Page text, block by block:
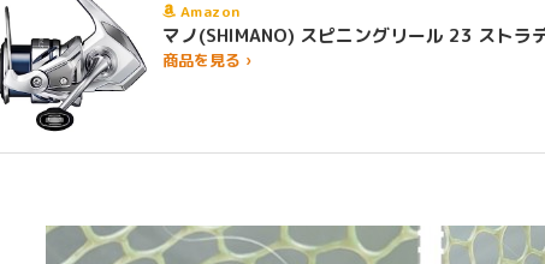
Amazon
マノ(SHIMANO) スピニングリール 23 ス
商品を見る ›